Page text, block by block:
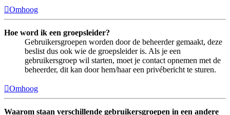
Omhoog
Hoe word ik een groepsleider?
Gebruikersgroepen worden door de beheerder gemaakt, deze
beslist dus ook wie de groepsleider is. Als je een
gebruikersgroep wil starten, moet je contact opnemen met de
beheerder, dit kan door hem/haar een privébericht te sturen.
Omhoog
Waarom staan verschillende gebruikersgroepen in een andere